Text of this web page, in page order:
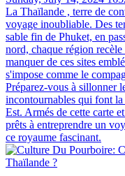
Friday, November 03,
Embarquez pour un
un pays fascinant mêlant
paysages époustouflants
de 32 sites classés au
vous dévoile des
trésors anciens et des
Vietnam ? Quelle est la
Est-il Possible De
Thaïlande ?